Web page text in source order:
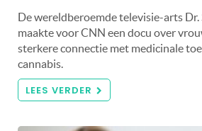
De wereldberoemde televisie-arts Dr.
maakte voor CNN een docu over
sterkere connectie met medicinale
cannabis.
LEES VERDER